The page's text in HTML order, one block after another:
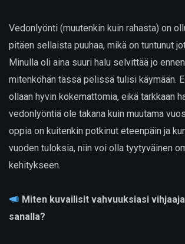
Vedonlyönti (muutenkin kuin rahasta) on
pitäen sellaista puuhaa, mikä on tuntunut
Minulla oli aina suuri halu selvittää jo
mitenköhän tässä pelissä tulisi käymään.
ollaan hyvin kokemattomia, eikä tarkkaan
vedonlyöntiä ole takana kuin muutama
oppia on kuitenkin potkinut eteenpäin ja
vuoden tuloksia, niin voi olla tyytyväinen
kehitykseen.
Miten kuvailisit vahvuuksiasi
sanalla?